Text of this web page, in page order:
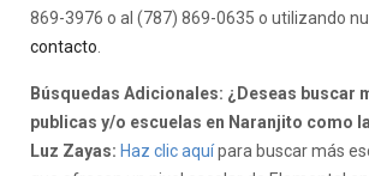
869-3976 o al (787) 869-0635 o utilizando
contacto
Búsquedas Adicionales: ¿Deseas buscar
publicas y/o escuelas en Naranjito como
Luz Zayas: Haz clic aquípara buscar más